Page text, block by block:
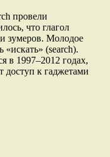
провели
что глагол
зумеров. Молодое
«искать» (search).
в 1997–2012 годах,
доступ к гаджетами